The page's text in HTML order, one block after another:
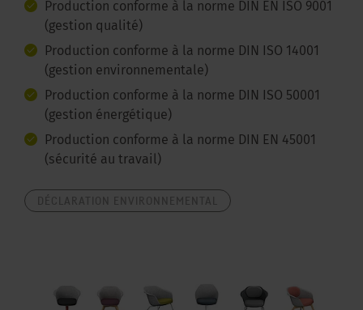
Production conforme à la norme DIN EN ISO 9001
(gestion qualité)
Production conforme à la norme DIN ISO 14001
(gestion environnementale)
Production conforme à la norme DIN ISO 50001
(gestion énergétique)
Production conforme à la norme DIN EN 45001
(sécurité au travail)